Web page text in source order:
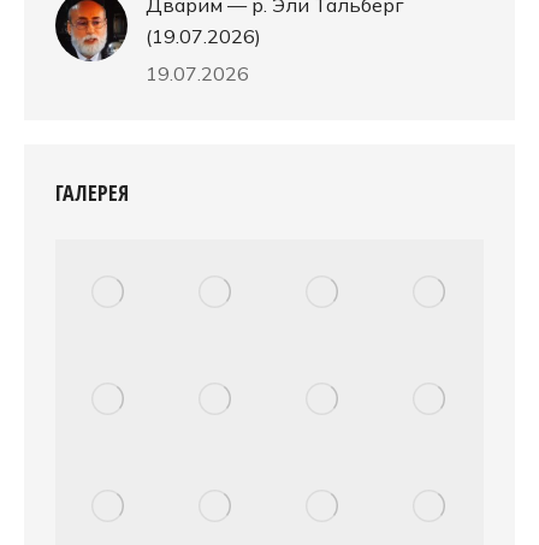
Дварим — р. Эли Тальберг
(19.07.2026)
19.07.2026
ГАЛЕРЕЯ